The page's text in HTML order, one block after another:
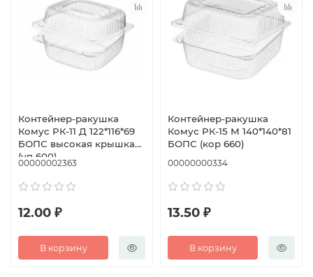
Контейнер-ракушка
Комус РК-11 Д 122*116*69
БОПС высокая крышка
(уп 600)
00000002363
12.00 ₽
В корзину
Контейнер-ракушка
Комус РК-15 М 140*140*81
БОПС (кор 660)
00000000334
13.50 ₽
В корзину